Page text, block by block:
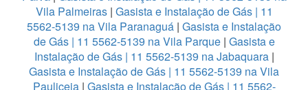
Vila Palmeiras| Gasista e Instalação de Gás | 11
5562-5139 na Vila Paranaguá | Gasista e Instalação
de Gás | 11 5562-5139 na Vila Parque| Gasista e
Instalação de Gás | 11 5562-5139 na Jabaquara|
Gasista e Instalação de Gás | 11 5562-5139 na Vila
Pauliceia| Gasista e Instalação de Gás | 11 5562-